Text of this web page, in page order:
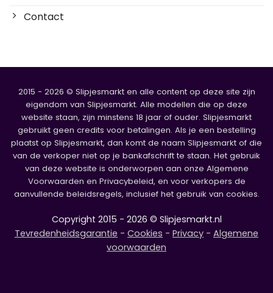
Contact
2015 - 2026 © Slipjesmarkt en alle content op deze site zijn
eigendom van Slipjesmarkt. Alle modellen die op deze
website staan, zijn minstens 18 jaar of ouder. Slipjesmarkt
gebruikt geen credits voor betalingen. Als je een bestelling
plaatst op Slipjesmarkt, dan komt de naam Slipjesmarkt of die
van de verkoper niet op je bankafschrift te staan. Het gebruik
van deze website is onderworpen aan onze Algemene
Voorwaarden en Privacybeleid, en voor verkopers de
aanvullende beleidsregels, inclusief het gebruik van cookies.
Copyright 2015 - 2026 © Slipjesmarkt.nl
Tevredenheidsgarantie - Cookies - Privacy - Algemene
voorwaarden